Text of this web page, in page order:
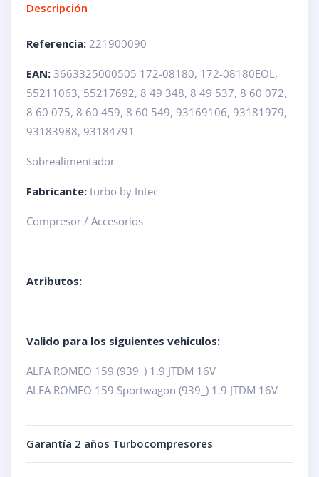
Descripción
Referencia: 221900090
EAN: 3663325000505 172-08180, 172-08180EOL,
55211063, 55217692, 8 49 348, 8 49 537, 8 60 072,
8 60 075, 8 60 459, 8 60 549, 93169106, 93181979,
93183988, 93184791
Sobrealimentador
Fabricante: turbo by Intec
Compresor / Accesorios
Atributos:
Valido para los siguientes vehiculos:
ALFA ROMEO 159 (939_) 1.9 JTDM 16V
ALFA ROMEO 159 Sportwagon (939_) 1.9 JTDM 16V
Garantía 2 años Turbocompresores